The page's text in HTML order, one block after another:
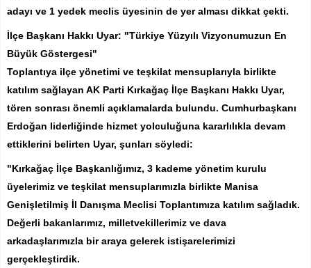
adayı ve 1 yedek meclis üyesinin de yer alması dikkat çekti.
İlçe Başkanı Hakkı Uyar: "Türkiye Yüzyılı Vizyonumuzun En
Büyük Göstergesi"
Toplantıya ilçe yönetimi ve teşkilat mensuplarıyla birlikte
katılım sağlayan AK Parti Kırkağaç İlçe Başkanı Hakkı Uyar,
tören sonrası önemli açıklamalarda bulundu. Cumhurbaşkanı
Erdoğan liderliğinde hizmet yolculuğuna kararlılıkla devam
ettiklerini belirten Uyar, şunları söyledi:
"Kırkağaç İlçe Başkanlığımız, 3 kademe yönetim kurulu
üyelerimiz ve teşkilat mensuplarımızla birlikte Manisa
Genişletilmiş İl Danışma Meclisi Toplantımıza katılım sağladık.
Değerli bakanlarımız, milletvekillerimiz ve dava
arkadaşlarımızla bir araya gelerek istişarelerimizi
gerçekleştirdik.